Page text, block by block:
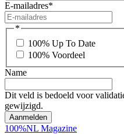
E-mailadres*
*
100% Up To Date
100% Voordeel
Name
Dit veld is bedoeld voor
gewijzigd.
100%NL Magazine